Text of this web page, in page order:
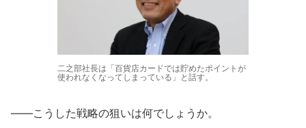
二之部社長は「百貨店カードでは貯めたポイントが
使われなくなってしまっている」と話す。
――こうした戦略の狙いは何でしょうか。